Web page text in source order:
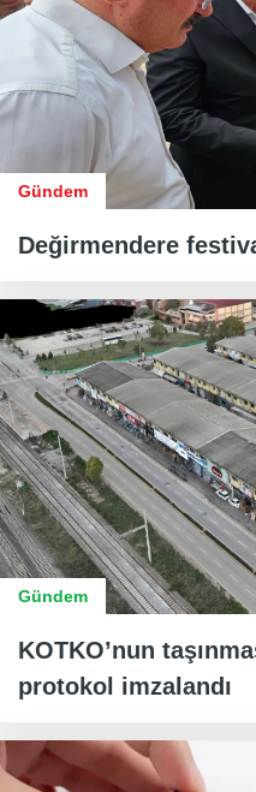
Gündem
Değirmendere
Gündem
KOTKO’nun
protokol imzalandı